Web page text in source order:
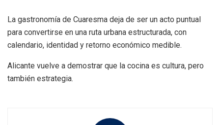
La gastronomía de Cuaresma deja de ser un acto puntual
para convertirse en una ruta urbana estructurada, con
calendario, identidad y retorno económico medible.
Alicante vuelve a demostrar que la cocina es cultura, pero
también estrategia.